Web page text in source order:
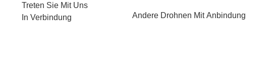
Treten Sie Mit Uns
In Verbindung
Andere Drohnen Mit Anbindung